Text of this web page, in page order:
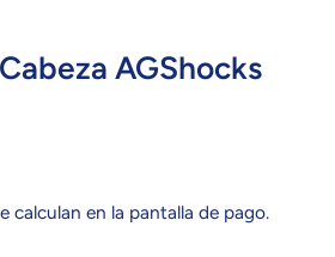
AGShocks
calculan en la pantalla de pago.